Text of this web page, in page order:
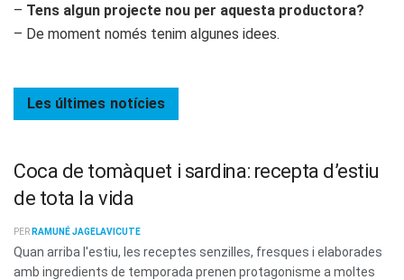
– Tens algun projecte nou per aquesta productora?
– De moment només tenim algunes idees.
Les últimes notícies
Coca de tomàquet i sardina: recepta d’estiu
de tota la vida
PER RAMUNÉ JAGELAVICUTE
Quan arriba l'estiu, les receptes senzilles, fresques i elaborades
amb ingredients de temporada prenen protagonisme a moltes